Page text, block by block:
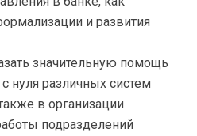
и развития
значительную помощь
нуля различных систем
в организации
подразделений